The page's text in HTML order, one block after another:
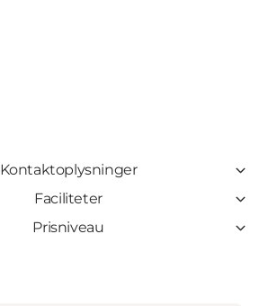
Kontaktoplysninger
Faciliteter
Prisniveau